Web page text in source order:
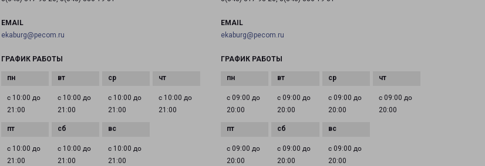
EMAIL
ekaburg@pecom.ru
ГРАФИК РАБОТЫ
с 10:00 до
21:00
с 10:00 до
21:00
с 10:00 до
21:00
с 10:00 до
21:00
с 10:00 до
21:00
с 10:00 до
21:00
с 10:00 до
21:00
EMAIL
ekaburg@pecom.ru
ГРАФИК РАБОТЫ
с 09:00 до
20:00
с 09:00 до
20:00
с 09:00 до
20:00
с 09:00 до
20:00
с 09:00 до
20:00
с 09:00 до
20:00
с 09:00 до
20:00